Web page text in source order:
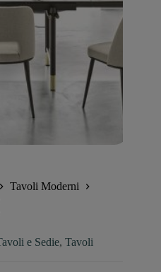
Tavoli Moderni
e Sedie, Tavoli